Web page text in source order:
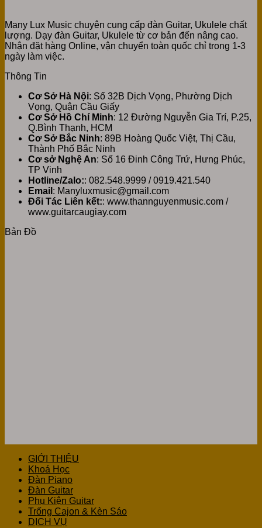
Many Lux Music chuyên cung cấp đàn Guitar, Ukulele chất
lượng. Dạy đàn Guitar, Ukulele từ cơ bản đến nâng cao.
Nhận đặt hàng Online, vận chuyển toàn quốc chỉ trong 1-3
ngày làm việc.
Thông Tin
Cơ Sở Hà Nội: Số 32B Dịch Vọng, Phường Dịch
Vọng, Quận Cầu Giấy
Cơ Sở Hồ Chí Minh: 12 Đường Nguyễn Gia Trí, P.25,
Q.Bình Thạnh, HCM
Cơ Sở Bắc Ninh: 89B Hoàng Quốc Việt, Thị Cầu,
Thành Phố Bắc Ninh
Cơ sở Nghệ An: Số 16 Đinh Công Trứ, Hưng Phúc,
TP Vinh
Hotline/Zalo:: 082.548.9999 / 0919.421.540
Email : Manyluxmusic@gmail.com
Đối Tác Liên kết:: www.thannguyenmusic.com /
www.guitarcaugiay.com
Bản Đồ
GIỚI THIỆU
Khoá Học
Đàn Piano
Đàn Guitar
Phụ Kiện Guitar
Trống Cajon & Kèn Sáo
DỊCH VỤ